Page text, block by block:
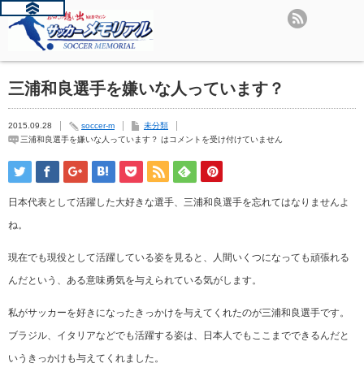
三浦和良選手を嫌いな人っています？
2015.09.28 soccer-m
未分類
三浦和良選手を嫌いな人っています？ はコメントを受け付けていません
日本代表として活躍した大好きな選手、三浦和良選手を忘れてはなりませんよ
ね。
現在でも現役として活躍している姿を見ると、人間いくつになっても頑張れる
んだという、ある意味勇気を与えられている気がします。
私がサッカーを好きになったきっかけを与えてくれたのが三浦和良選手です。
ブラジル、イタリアなどでも活躍する姿は、日本人でもここまでできるんだと
いうきっかけも与えてくれました。